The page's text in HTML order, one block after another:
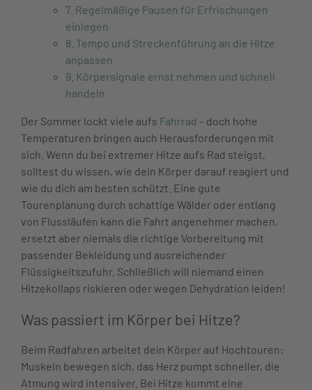
7. Regelmäßige Pausen für Erfrischungen
einlegen
8. Tempo und Streckenführung an die Hitze
anpassen
9. Körpersignale ernst nehmen und schnell
handeln
Der Sommer lockt viele aufs Fahrrad – doch hohe
Temperaturen bringen auch Herausforderungen mit
sich. Wenn du bei extremer Hitze aufs Rad steigst,
solltest du wissen, wie dein Körper darauf reagiert und
wie du dich am besten schützt. Eine gute
Tourenplanung durch schattige Wälder oder entlang
von Flussläufen kann die Fahrt angenehmer machen,
ersetzt aber niemals die richtige Vorbereitung mit
passender Bekleidung und ausreichender
Flüssigkeitszufuhr. Schließlich will niemand einen
Hitzekollaps riskieren oder wegen Dehydration leiden!
Was passiert im Körper bei Hitze?
Beim Radfahren arbeitet dein Körper auf Hochtouren:
Muskeln bewegen sich, das Herz pumpt schneller, die
Atmung wird intensiver. Bei Hitze kommt eine